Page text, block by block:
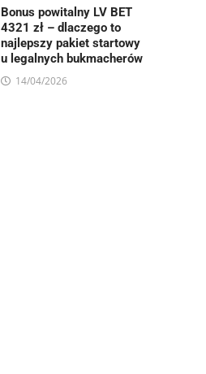
Bonus powitalny LV BET
4321 zł – dlaczego to
najlepszy pakiet startowy
u legalnych bukmacherów
14/04/2026